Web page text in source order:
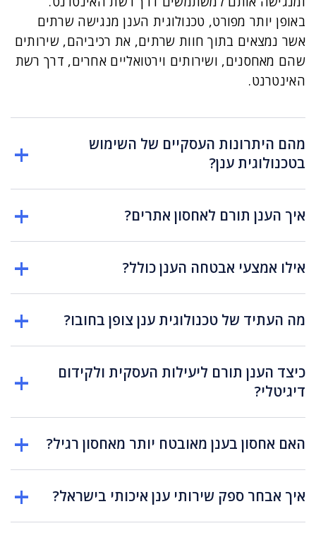
באופן יותר מפורט, טכנולוגית הענן מנגישה שרתים
אשר נמצאים בתוך חוות שרתים, את רכיביהם, שירותים
שהם מאחסנים, ושירותים וירטואליים אחרים, דרך רשת
האינטרנט.
מהם היתרונות העסקיים של השימוש
בטכנולוגית ענן?
איך הענן תורם לאחסון אתרים?
אילו אמצעי אבטחה הענן כולל?
מה העתיד של טכנולוגית ענן צופן בחובו?
כיצד הענן תורם ליעילות העסקית ולקידום
דיגיטלי?
האם אחסון בענן מאובטח יותר מאחסון רגיל?
איך אבחר ספק שירותי ענן איכותי בישראל?